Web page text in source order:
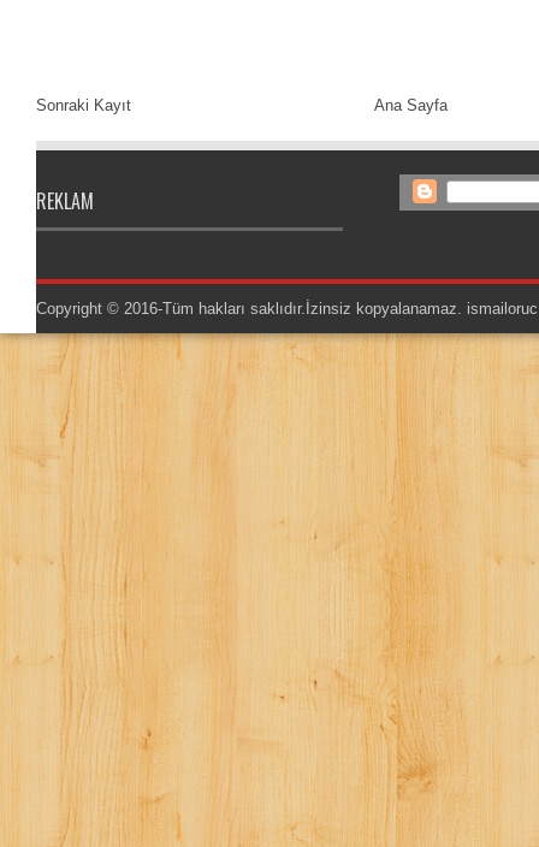
Sonraki Kayıt Ana Sayfa
REKLAM
Copyright © 2016-Tüm hakları saklıdır.İzinsiz kopyalanamaz.